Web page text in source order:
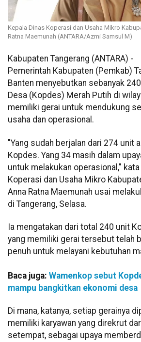
Kepala Dinas Koperasi dan Usaha Mikro
Ratna Maemunah (ANTARA/Azmi Samsul M)
Kabupaten Tangerang (ANTARA) -
Pemerintah Kabupaten (Pemkab)
Banten menyebutkan sebanyak
Desa (Kopdes) Merah Putih di
memiliki gerai untuk mendukung
usaha dan operasional.
"Yang sudah berjalan dari 274 unit
Kopdes. Yang 34 masih dalam
untuk melakukan operasional," kata
Koperasi dan Usaha Mikro
Anna Ratna Maemunah usai
di Tangerang, Selasa.
Ia mengatakan dari total 240 unit
yang memiliki gerai tersebut telah
penuh untuk melayani kebutuhan
Baca juga: Wamenkop sebut
mampu bangkitkan ekonomi desa
Di mana, katanya, setiap gerainya
memiliki karyawan yang direkrut
setempat, sebagai upaya